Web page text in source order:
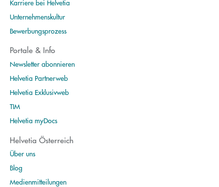
Karriere bei Helvetia
Unternehmenskultur
Bewerbungsprozess
Portale & Info
Newsletter abonnieren
Helvetia Partnerweb
Helvetia Exklusivweb
TIM
Helvetia myDocs
Helvetia Österreich
Über uns
Blog
Medienmitteilungen